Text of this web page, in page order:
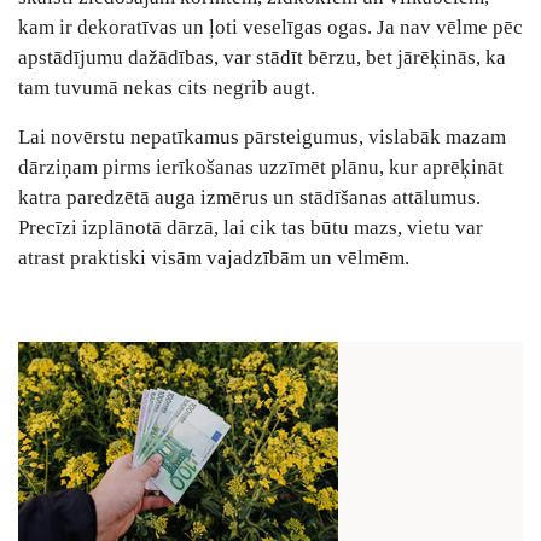
kam ir dekoratīvas un ļoti veselīgas ogas. Ja nav vēlme pēc
apstādījumu dažādības, var stādīt bērzu, bet jārēķinās, ka
tam tuvumā nekas cits negrib augt.
Lai novērstu nepatīkamus pārsteigumus, vislabāk mazam
dārziņam pirms ierīkošanas uzzīmēt plānu, kur aprēķināt
katra paredzētā auga izmērus un stādīšanas attālumus.
Precīzi izplānotā dārzā, lai cik tas būtu mazs, vietu var
atrast praktiski visām vajadzībām un vēlmēm.